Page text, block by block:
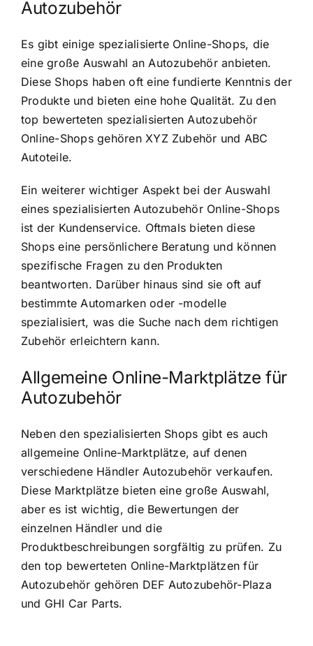
Autozubehör
Es gibt einige spezialisierte Online-Shops, die
eine große Auswahl an Autozubehör anbieten.
Diese Shops haben oft eine fundierte Kenntnis der
Produkte und bieten eine hohe Qualität. Zu den
top bewerteten spezialisierten Autozubehör
Online-Shops gehören XYZ Zubehör und ABC
Autoteile.
Ein weiterer wichtiger Aspekt bei der Auswahl
eines spezialisierten Autozubehör Online-Shops
ist der Kundenservice. Oftmals bieten diese
Shops eine persönlichere Beratung und können
spezifische Fragen zu den Produkten
beantworten. Darüber hinaus sind sie oft auf
bestimmte Automarken oder -modelle
spezialisiert, was die Suche nach dem richtigen
Zubehör erleichtern kann.
Allgemeine Online-Marktplätze für
Autozubehör
Neben den spezialisierten Shops gibt es auch
allgemeine Online-Marktplätze, auf denen
verschiedene Händler Autozubehör verkaufen.
Diese Marktplätze bieten eine große Auswahl,
aber es ist wichtig, die Bewertungen der
einzelnen Händler und die
Produktbeschreibungen sorgfältig zu prüfen. Zu
den top bewerteten Online-Marktplätzen für
Autozubehör gehören DEF Autozubehör-Plaza
und GHI Car Parts.